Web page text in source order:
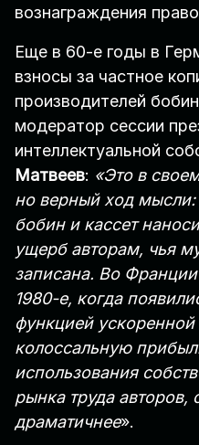
вознаграждения
Еще в 60-е годы в
взносы за частное
производителей
модератор сессии
интеллектуальной
Матвеев: «Это в
но верный ход мысли:
бобин и кассет
ущерб авторам, чья
записана. Во Франции
1980-е, когда
функцией ускоренной
колоссальную
использования
рынка труда авторов,
драматичнее».